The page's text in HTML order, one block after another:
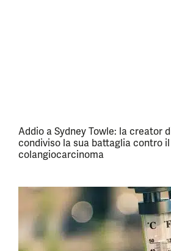
Addio a Sydney Towle: la creator
condiviso la sua battaglia contro il
colangiocarcinoma